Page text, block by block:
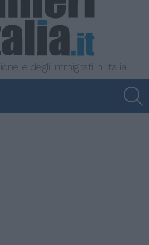
e degli immigrati in Italia